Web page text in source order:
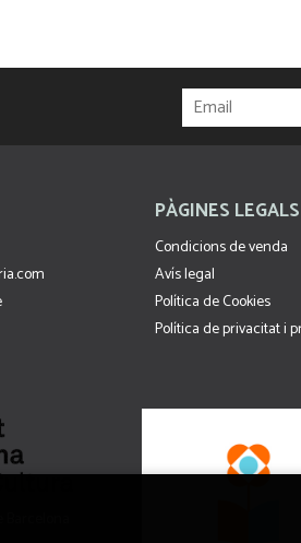
PÀGINES LEGALS
Condicions de venda
Avís legal
Política de Cookies
Política de privacitat i